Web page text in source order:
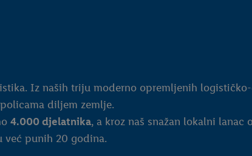
Iz naših triju moderno opremljenih
diljem zemlje.
4.000 djelatnika, a kroz naš snažan lokalni lanac
već punih 20 godina.